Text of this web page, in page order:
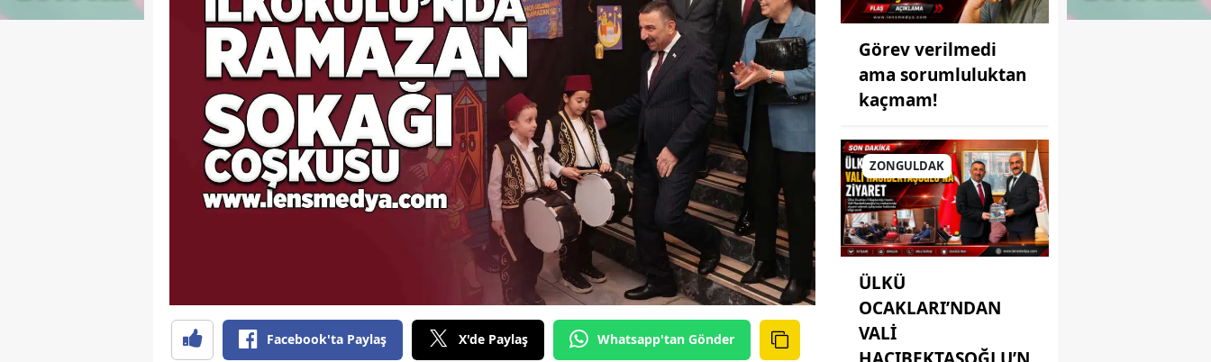
Facebook'ta Paylaş X'de Paylaş Whatsapp'tan Gönder
Görev verilmedi
ama sorumluluktan
kaçmam!
ZONGULDAK
ÜLKÜ
OCAKLARI’NDAN
VALİ